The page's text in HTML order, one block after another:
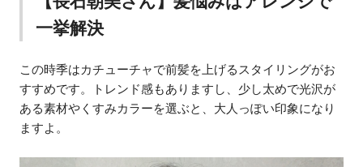
一挙解決
この時季はカチューチャで前髪を上げるスタイリングがお
すすめです。トレンド感もありますし、少し太めで光沢が
ある素材やくすみカラーを選ぶと、大人っぽい印象になり
ますよ。